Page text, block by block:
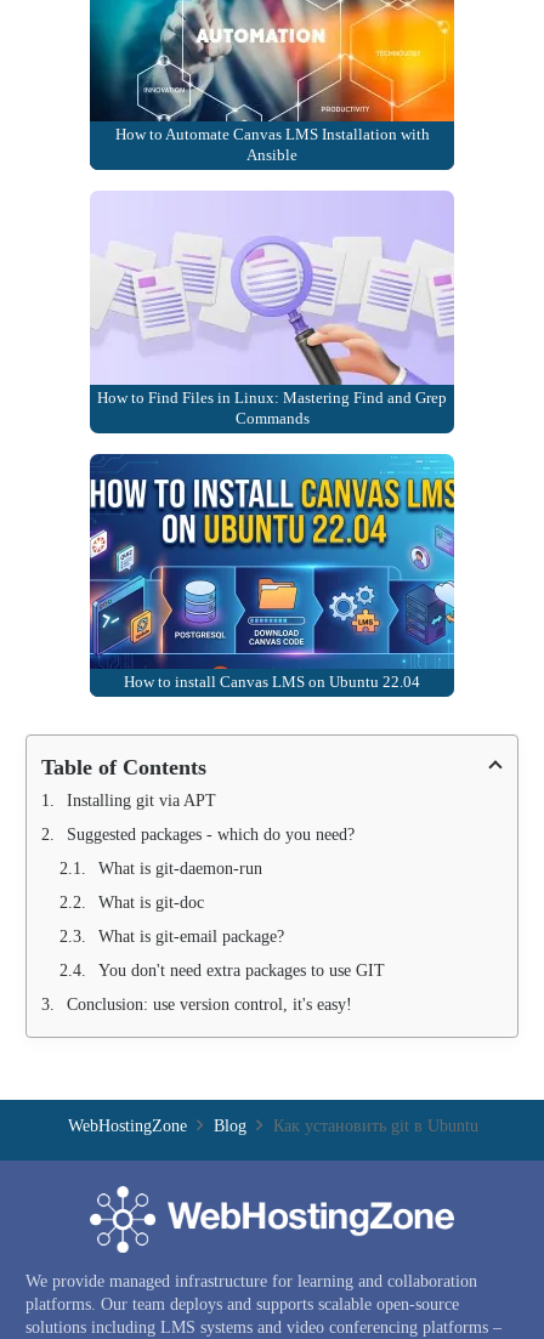
How to Automate Canvas LMS Installation with
Ansible
How to Find Files in Linux: Mastering Find and Grep
Commands
How to install Canvas LMS on Ubuntu 22.04
Table of Contents
Installing git via APT
Suggested packages - which do you need?
What is git-daemon-run
What is git-doc
What is git-email package?
You don't need extra packages to use GIT
Conclusion: use version control, it's easy!
WebHostingZone Blog Как установить git в Ubuntu
We provide managed infrastructure for learning and collaboration
platforms. Our team deploys and supports scalable open-source
solutions including LMS systems and video conferencing platforms –